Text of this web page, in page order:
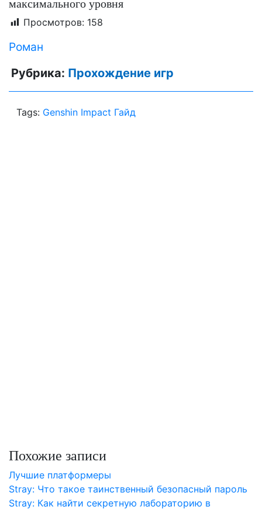
максимального уровня
Просмотров: 158
Роман
Рубрика: Прохождение игр
Tags: Genshin Impact Гайд
Похожие записи
Лучшие платформеры
Stray: Что такое таинственный безопасный пароль
Stray: Как найти секретную лабораторию в